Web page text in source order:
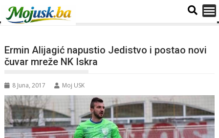
Ermin Alijagić napustio Jedistvo i postao novi
čuvar mreže NK Iskra
8 Juna, 2017 Moj USK